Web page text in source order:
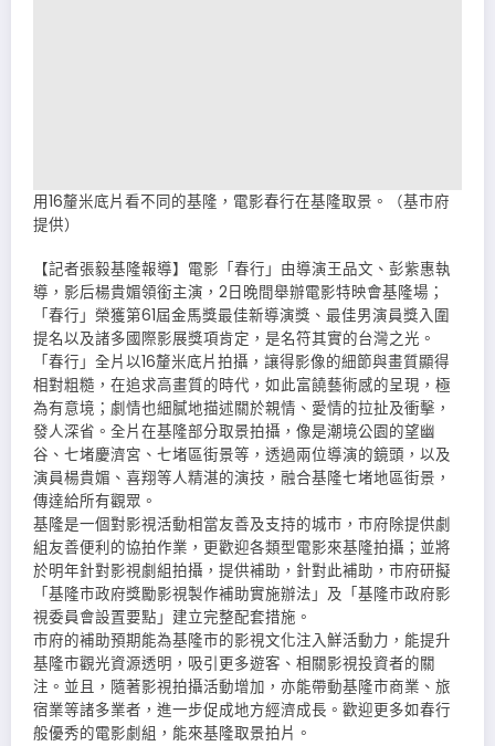
用16釐米底片看不同的基隆，電影春行在基隆取景。（基市府
提供）
【記者張毅基隆報導】電影「春行」由導演王品文、彭紫惠執
導，影后楊貴媚領銜主演，2日晚間舉辦電影特映會基隆場；
「春行」榮獲第61屆金馬獎最佳新導演獎、最佳男演員獎入圍
提名以及諸多國際影展獎項肯定，是名符其實的台灣之光。
「春行」全片以16釐米底片拍攝，讓得影像的細節與畫質顯得
相對粗糙，在追求高畫質的時代，如此富饒藝術感的呈現，極
為有意境；劇情也細膩地描述關於親情、愛情的拉扯及衝擊，
發人深省。全片在基隆部分取景拍攝，像是潮境公園的望幽
谷、七堵慶濟宮、七堵區街景等，透過兩位導演的鏡頭，以及
演員楊貴媚、喜翔等人精湛的演技，融合基隆七堵地區街景，
傳達給所有觀眾。
基隆是一個對影視活動相當友善及支持的城市，市府除提供劇
組友善便利的協拍作業，更歡迎各類型電影來基隆拍攝；並將
於明年針對影視劇組拍攝，提供補助，針對此補助，市府研擬
「基隆市政府獎勵影視製作補助實施辦法」及「基隆市政府影
視委員會設置要點」建立完整配套措施。
市府的補助預期能為基隆市的影視文化注入鮮活動力，能提升
基隆市觀光資源透明，吸引更多遊客、相關影視投資者的關
注。並且，隨著影視拍攝活動增加，亦能帶動基隆市商業、旅
宿業等諸多業者，進一步促成地方經濟成長。歡迎更多如春行
般優秀的電影劇組，能來基隆取景拍片。